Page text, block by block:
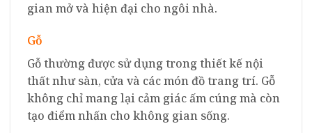
gian mở và hiện đại cho ngôi nhà.
Gỗ
Gỗ thường được sử dụng trong thiết kế nội
thất như sàn, cửa và các món đồ trang trí. Gỗ
không chỉ mang lại cảm giác ấm cúng mà còn
tạo điểm nhấn cho không gian sống.